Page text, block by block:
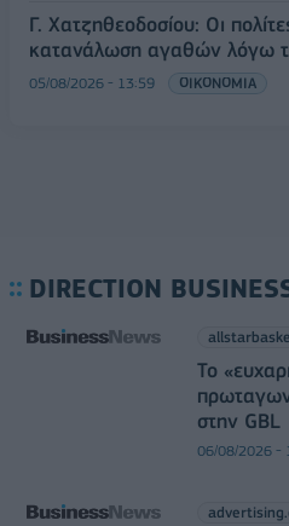
Γ. Χατζηθεοδοσίου: Οι
κατανάλωση αγαθών λόγω
05/08/2026 - 13:59 ΟΙΚΟΝΟΜΙΑ
DIRECTION
Το
στην GBL
06/08/2026 -